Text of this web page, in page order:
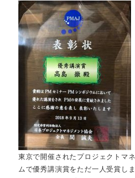
東京で開催されたプロジェクトマ
ムで優秀講演賞をただ一人受賞しま